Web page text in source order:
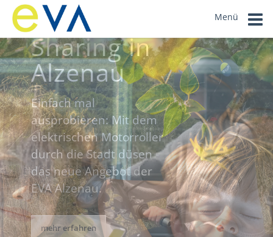
Menü
E-Roller
Sharing in
Alzenau
Einfach mal
ausprobieren: Mit dem
elektrischen Motorroller
durch die Stadt düsen -
das neue Angebot der
EVA Alzenau.
mehr erfahren